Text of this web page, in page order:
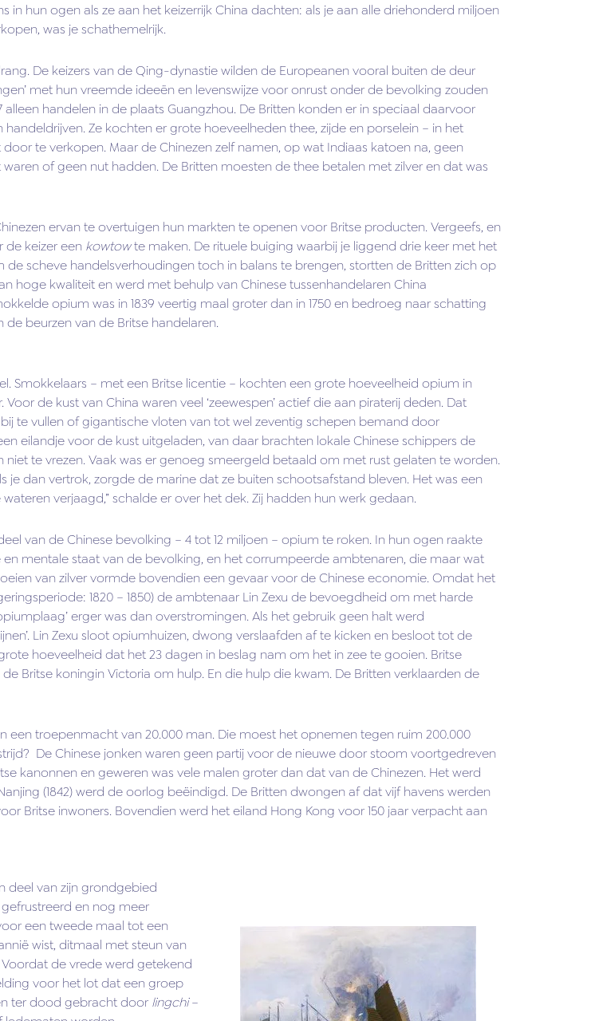
hun ogen als ze aan het keizerrijk China dachten: als je aan alle driehonderd miljoen
was je schathemelrijk.
De keizers van de Qing-dynastie wilden de Europeanen vooral buiten de deur
met hun vreemde ideeën en levenswijze voor onrust onder de bevolking zouden
handelen in de plaats Guangzhou. De Britten konden er in speciaal daarvoor
Ze kochten er grote hoeveelheden thee, zijde en porselein – in het
te verkopen. Maar de Chinezen zelf namen, op wat Indiaas katoen na, geen
of geen nut hadden. De Britten moesten de thee betalen met zilver en dat was
ervan te overtuigen hun markten te openen voor Britse producten. Vergeefs, en
de keizer een kowtowte maken. De rituele buiging waarbij je liggend drie keer met het
scheve handelsverhoudingen toch in balans te brengen, stortten de Britten zich op
hoge kwaliteit en werd met behulp van Chinese tussenhandelaren China
opium was in 1839 veertig maal groter dan in 1750 en bedroeg naar schatting
de beurzen van de Britse handelaren.
Smokkelaars – met een Britse licentie – kochten een grote hoeveelheid opium in
de kust van China waren veel ‘zeewespen’ actief die aan piraterij deden. Dat
te vullen of gigantische vloten van tot wel zeventig schepen bemand door
eilandje voor de kust uitgeladen, van daar brachten lokale Chinese schippers de
te vrezen. Vaak was er genoeg smeergeld betaald om met rust gelaten te worden.
dan vertrok, zorgde de marine dat ze buiten schootsafstand bleven. Het was een
verjaagd,” schalde er over het dek. Zij hadden hun werk gedaan.
van de Chinese bevolking – 4 tot 12 miljoen – opium te roken. In hun ogen raakte
mentale staat van de bevolking, en het corrumpeerde ambtenaren, die maar wat
van zilver vormde bovendien een gevaar voor de Chinese economie. Omdat het
1820 – 1850) de ambtenaar Lin Zexu de bevoegdheid om met harde
erger was dan overstromingen. Als het gebruik geen halt werd
Lin Zexu sloot opiumhuizen, dwong verslaafden af te kicken en besloot tot de
hoeveelheid dat het 23 dagen in beslag nam om het in zee te gooien. Britse
Britse koningin Victoria om hulp. En die hulp die kwam. De Britten verklaarden de
een troepenmacht van 20.000 man. Die moest het opnemen tegen ruim 200.000
De Chinese jonken waren geen partij voor de nieuwe door stoom voortgedreven
kanonnen en geweren was vele malen groter dan dat van de Chinezen. Het werd
(1842) werd de oorlog beëindigd. De Britten dwongen af dat vijf havens werden
Britse inwoners. Bovendien werd het eiland Hong Kong voor 150 jaar verpacht aan
deel van zijn grondgebied
en nog meer
een tweede maal tot een
wist, ditmaal met steun van
Voordat de vrede werd getekend
voor het lot dat een groep
ter dood gebracht door lingchi–